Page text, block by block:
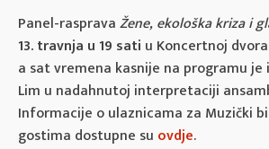
Panel-raspravaŽene, ekološka kriza i
13. travnja u 19 sati u Koncertnoj
a sat vremena kasnije na programu je
Lim u nadahnutoj interpretaciji
Informacije o ulaznicama za Muzički
gostima dostupne su ovdje.